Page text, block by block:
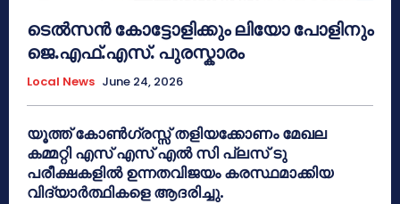
ടെൽസൻ കോട്ടോളിക്കും ലിയോ പോളിനും
ജെ.എഫ്.എസ്. പുരസ്കാരം
Local News June 24, 2026
യൂത്ത് കോൺഗ്രസ്സ് തളിയക്കോണം മേഖല
കമ്മറ്റി എസ് എസ് എൽ സി പ്ലസ് ടു
പരീക്ഷകളിൽ ഉന്നതവിജയം കരസ്ഥമാക്കിയ
വിദ്യാർത്ഥികളെ ആദരിച്ചു.